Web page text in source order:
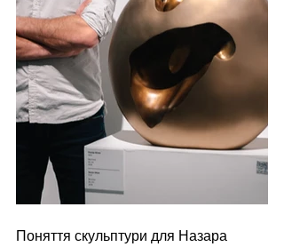
Поняття скульптури для Назара